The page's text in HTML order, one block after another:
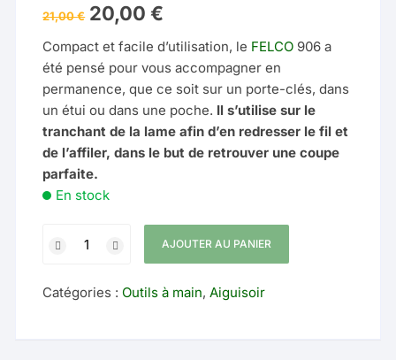
21,00€ Le
prix
était :
21,00 €.
20,00€
est :
20,00 €.
Compact et facile d’utilisation, le FELCO 906 a
été pensé pour vous accompagner en
permanence, que ce soit sur un porte-clés, dans
un étui ou dans une poche. Il s’utilise sur le
tranchant de la lame afin d’en redresser le fil et
de l’affiler, dans le but de retrouver une coupe
parfaite.
En stock
de
d'affilage
AJOUTER AU PANIER
Catégories : Outils à main,Aiguisoir